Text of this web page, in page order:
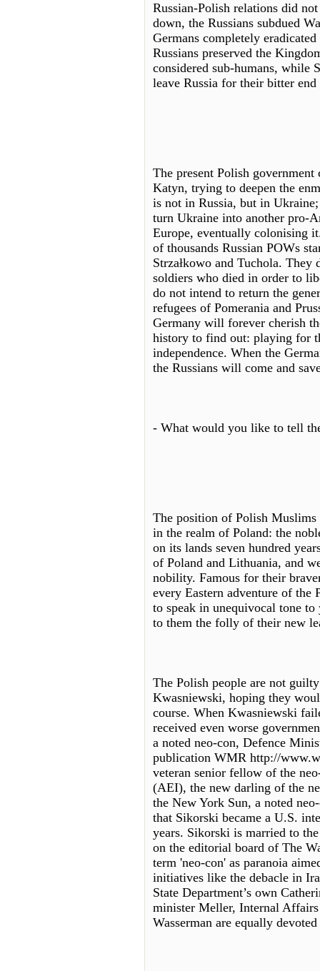
Russian-Polish relations did
down, the Russians subdued
Germans completely
Russians preserved the
considered sub-humans, while
leave Russia for their bitter
The present Polish
Katyn, trying to deepen the
is not in Russia, but in
turn Ukraine into another pro-
Europe, eventually colonising
of thousands Russian POWs
Strzałkowo and Tuchola.
soldiers who died in order to
do not intend to return the
refugees of Pomerania and
Germany will forever cherish
history to find out: playing for
independence. When the
the Russians will come and
- What would you like to tell
The position of Polish
in the realm of Poland: the
on its lands seven hundred
of Poland and Lithuania, and
nobility. Famous for their
every Eastern adventure of
to speak in unequivocal tone
to them the folly of their new
The Polish people are not
Kwasniewski, hoping they
course. When Kwasniewski
received even worse
a noted neo-con, Defence
publication WMR http://
veteran senior fellow of the
(AEI), the new darling of the
the New York Sun, a noted
that Sikorski became a U.S.
years. Sikorski is married to
on the editorial board of The
term 'neo-con' as paranoia
initiatives like the debacle in
State Department’s own
minister Meller, Internal
Wasserman are equally